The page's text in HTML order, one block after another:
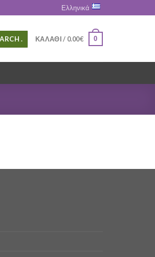
Ελληνικά
. ΚΑΛΆΘΙ / 0.00€ 0